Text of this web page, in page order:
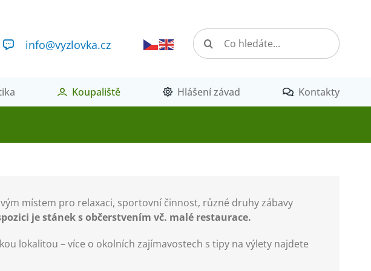
info@vyzlovka.cz
Hledat:
Koupaliště Hlášení závad Kontakty
místem pro relaxaci, sportovní činnost, různé druhy zábavy
je stánek s občerstvením vč. malé restaurace.
lokalitou – více o okolních zajímavostech s tipy na výlety najdete